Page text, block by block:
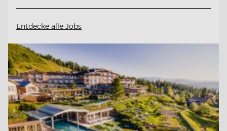
Entdecke alle Jobs